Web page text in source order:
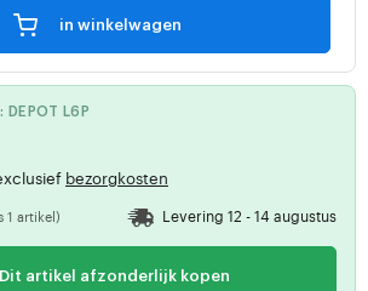
in winkelwagen
DEPOT L6P
bezorgkosten
1 artikel) Levering 12 - 14 augustus
Dit artikel afzonderlijk kopen